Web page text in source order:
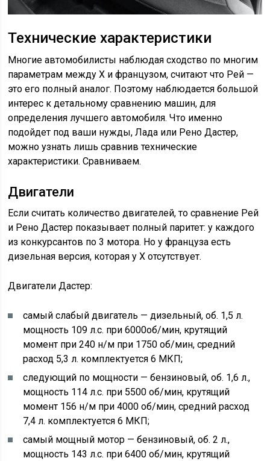
Технические характеристики
Многие автомобилисты наблюдая сходство по многим
параметрам между Х и французом, считают что Рей —
это его полный аналог. Поэтому наблюдается большой
интерес к детальному сравнению машин, для
определения лучшего автомобиля. Что именно
подойдет под ваши нужды, Лада или Рено Дастер,
можно узнать лишь сравнив технические
характеристики. Сравниваем.
Двигатели
Если считать количество двигателей, то сравнение Рей
и Рено Дастер показывает полный паритет: у каждого
из конкурсантов по 3 мотора. Но у француза есть
дизельная версия, которая у Х отсутствует.
Двигатели Дастер:
самый слабый двигатель — дизельный, об. 1,5 л.
мощность 109 л.с. при 6000об/мин, крутящий
момент при 240 н/м при 1750 об/мин, средний
расход 5,3 л. комплектуется 6 МКП;
следующий по мощности — бензиновый, об. 1,6 л.,
мощность 114 л.с. при 5500 об/мин, крутящий
момент 156 н/м при 4000 об/мин, средний расход
7,4 л. комплектуется 6 МКП;
самый мощный мотор — бензиновый, об. 2 л.,
мощность 143 л.с. при 6400 об/мин, крутящий